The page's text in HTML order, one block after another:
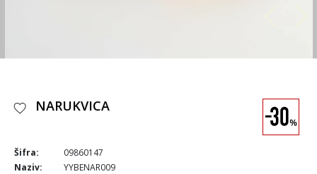
NARUKVICA
Šifra:
09860147
Naziv:
YYBENAR009